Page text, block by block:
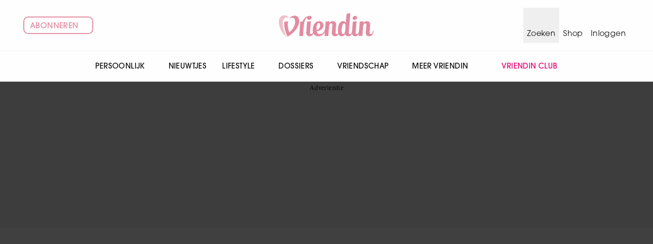
ABONNEREN
Zoeken
Shop Inloggen
PERSOONLIJK NIEUWTJES LIFESTYLE DOSSIERS VRIENDSCHAP MEER VRIENDIN VRIENDIN CLUB